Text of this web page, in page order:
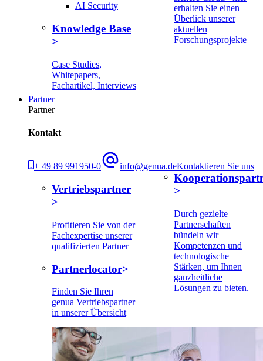
AI Security
Knowledge Base
Case Studies,
Whitepapers,
Fachartikel, Interviews
erhalten Sie einen
Überlick unserer
aktuellen
Forschungsprojekte
Partner
Partner
Kontakt
+ 49 89 991950-0 info@genua.deKontaktieren Sie uns
Vertriebspartner
Profitieren Sie von der
Fachexpertise unserer
qualifizierten Partner
Partnerlocator
Finden Sie Ihren
genua Vertriebspartner
in unserer Übersicht
Durch gezielte
Partnerschaften
bündeln wir
Kompetenzen und
technologische
Stärken, um Ihnen
ganzheitliche
Lösungen zu bieten.